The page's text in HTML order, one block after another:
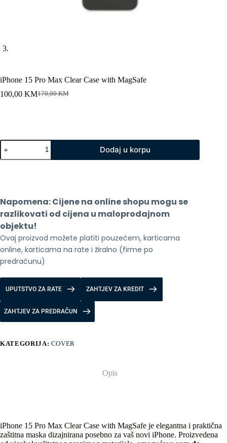
iPhone 15 Pro Max Clear Case with MagSafe
170,00KM
Original
100,00 KMCurrent
iPhone
15
Pro
MagSafe
količina
Dodaj u korpu
Napomena: Cijene na online shopu mogu se
razlikovati od cijena u maloprodajnom
objektu!
Ovaj proizvod možete platiti pouzećem, karticama
online, karticama na rate i žiralno (firme po
predračunu)
UPUTSTVO ZA RATE ZAHTJEV ZA KREDIT
ZAHTJEV ZA PREDRAČUN
KATEGORIJA: COVER
Opis
iPhone 15 Pro Max Clear Case with MagSafe je elegantna i praktična
zaštitna maska dizajnirana posebno za vaš novi iPhone. Proizvedena